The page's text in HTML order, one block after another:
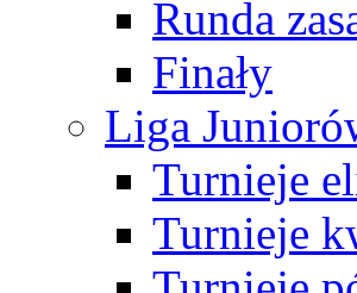
Runda
Finały
Liga
Turnieje
Turnieje